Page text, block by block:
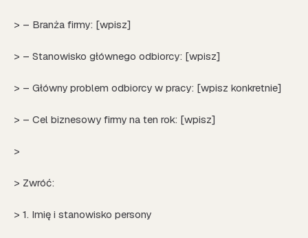
> – Branża firmy: [wpisz]
> – Stanowisko głównego odbiorcy: [wpisz]
> – Główny problem odbiorcy w pracy: [wpisz konkretnie]
> – Cel biznesowy firmy na ten rok: [wpisz]
>
> Zwróć:
> 1. Imię i stanowisko persony